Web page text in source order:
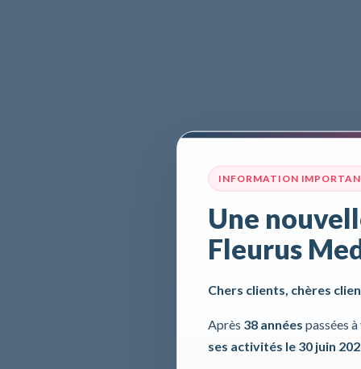
INFORMATION
Une
Fleurus
Chers clients, chères
Après 38 années passées
ses activités le 30 juin